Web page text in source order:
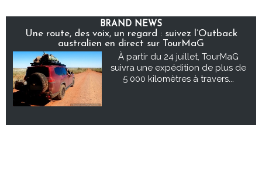
BRAND NEWS
Une route, des voix, un regard : suivez l’Outback
australien en direct sur TourMaG
À partir du 24 juillet, TourMaG
suivra une expédition de plus de
5 000 kilomètres à travers...